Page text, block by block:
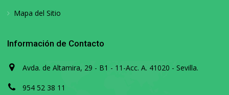
Mapa del Sitio
Información de Contacto
Avda. de Altamira, 29 - B1 - 11-Acc. A. 41020 - Sevilla.
954 52 38 11